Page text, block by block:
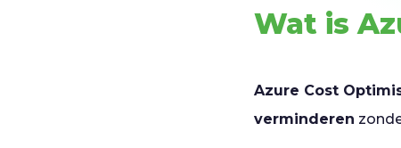
Wat is
Azure Cost
verminderen